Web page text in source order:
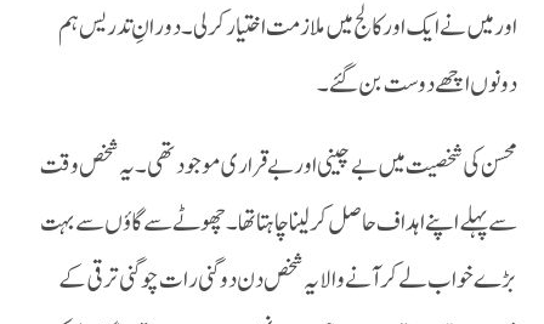
اور میں نے ایک اور کالج میں ملازمت اختیار کر لی۔دورانِ تدریس ہم
دونوں اچھے دوست بن گئے۔
سے پہلے اپنے اہداف حاصل کر لینا چاہتا تھا۔ چھوٹے سے گاؤں سے بہت
بڑے خواب لے کر آنے والا یہ شخص دن دوگنی رات چوگنی ترقی کے